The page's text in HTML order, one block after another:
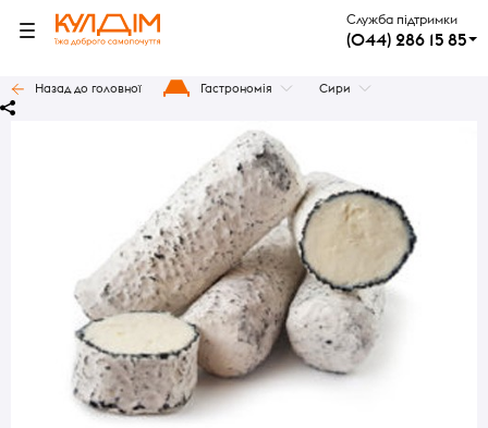
Служба підтримки
(044) 286 15 85
Назад до головної Гастрономія Сири